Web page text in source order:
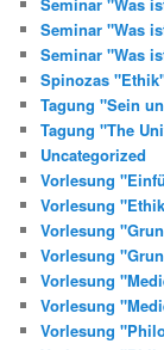
Seminar "Was
Seminar "Was
Spinozas
Tagung "Sein
Tagung "The
Uncategorized
Vorlesung
Vorlesung
Vorlesung
Vorlesung
Vorlesung
Vorlesung
Vorlesung